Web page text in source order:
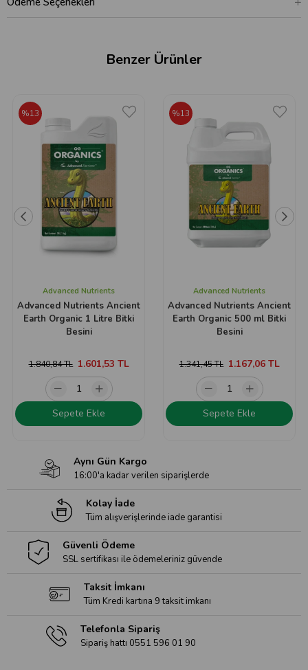
Benzer Ürünler
Advanced Nutrients
Advanced Nutrients Ancient
Earth Organic 1 Litre Bitki
Besini
1.601,53 TL
1.840,84 TL
%13
Sepete Ekle
Advanced Nutrients
Advanced Nutrients Ancient
Earth Organic 500 ml Bitki
Besini
1.167,06 TL
1.341,45 TL
%13
Sepete Ekle
Aynı Gün Kargo
16:00'a kadar verilen siparişlerde
Kolay İade
Tüm alışverişlerinde iade garantisi
Güvenli Ödeme
SSL sertifikası ile ödemeleriniz güvende
Taksit İmkanı
Tüm Kredi kartına 9 taksit imkanı
Telefonla Sipariş
Sipariş hattı 0551 596 01 90